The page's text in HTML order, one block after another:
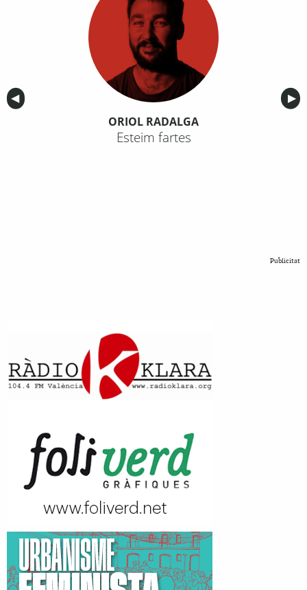
Anterior
◀︎ ▶︎
ORIOL RADALGA
Esteim fartes
Publicitat